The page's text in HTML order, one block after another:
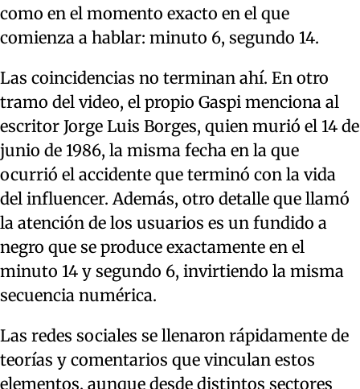
como en el momento exacto en el que
comienza a hablar: minuto 6, segundo 14.
Las coincidencias no terminan ahí. En otro
tramo del video, el propio Gaspi menciona al
escritor Jorge Luis Borges, quien murió el 14 de
junio de 1986, la misma fecha en la que
ocurrió el accidente que terminó con la vida
del influencer. Además, otro detalle que llamó
la atención de los usuarios es un fundido a
negro que se produce exactamente en el
minuto 14 y segundo 6, invirtiendo la misma
secuencia numérica.
Las redes sociales se llenaron rápidamente de
teorías y comentarios que vinculan estos
elementos, aunque desde distintos sectores